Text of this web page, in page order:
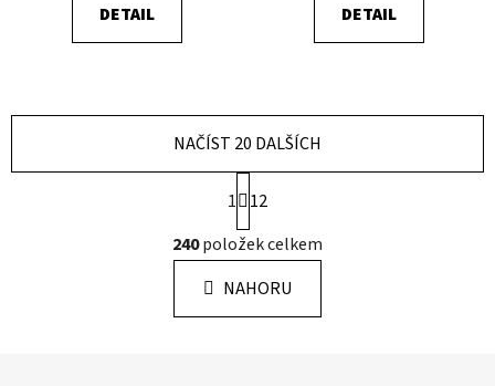
DETAIL DETAIL
O
v
á
d
NAČÍST 20 DALŠÍCH
S
t
r
á
n
k
1
12
240položek celkem
NAHORU